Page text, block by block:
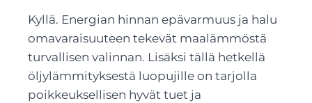
Kyllä. Energian hinnan epävarmuus ja halu
omavaraisuuteen tekevät maalämmöstä
turvallisen valinnan. Lisäksi tällä hetkellä
öljylämmityksestä luopujille on tarjolla
poikkeuksellisen hyvät tuet ja